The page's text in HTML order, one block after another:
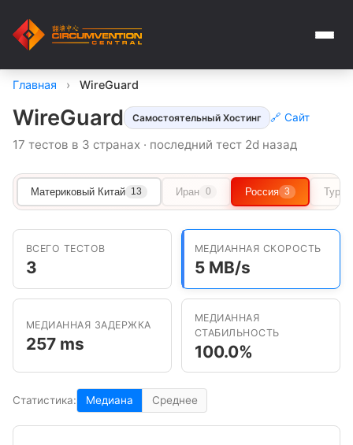
Главная › WireGuard
WireGuard Самостоятельный Хостинг 🔗 Сайт
17 тестов в 3 странах · последний тест 2d назад
Материковый Китай 13 Иран 0 Россия 3
ВСЕГО ТЕСТОВ
3
МЕДИАННАЯ СКОРОСТЬ
5 MB/s
МЕДИАННАЯ ЗАДЕРЖКА
257 ms
МЕДИАННАЯ
СТАБИЛЬНОСТЬ
100.0%
Статистика: Медиана Среднее